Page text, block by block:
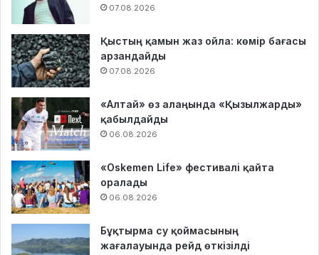
07.08.2026
Қыстың қамын жаз ойла: көмір бағасы
арзандайды
07.08.2026
«Алтай» өз алаңында «Қызылжарды»
қабылдайды
06.08.2026
«Oskemen Life» фестивалі қайта
оралады
06.08.2026
Бұқтырма су қоймасының
жағалауында рейд өткізілді